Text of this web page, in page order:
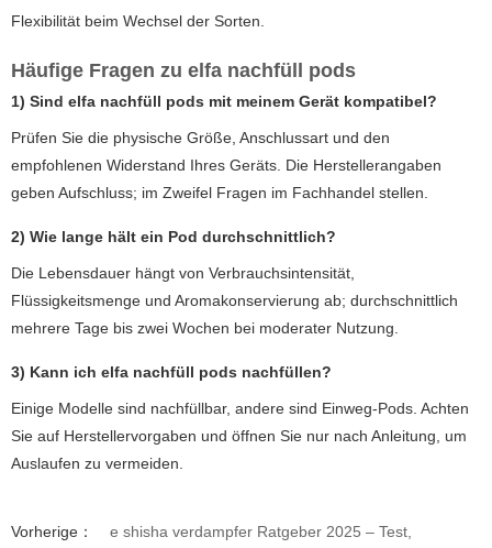
Flexibilität beim Wechsel der Sorten.
Häufige Fragen zu elfa nachfüll pods
1) Sind elfa nachfüll pods mit meinem Gerät kompatibel?
Prüfen Sie die physische Größe, Anschlussart und den
empfohlenen Widerstand Ihres Geräts. Die Herstellerangaben
geben Aufschluss; im Zweifel Fragen im Fachhandel stellen.
2) Wie lange hält ein Pod durchschnittlich?
Die Lebensdauer hängt von Verbrauchsintensität,
Flüssigkeitsmenge und Aromakonservierung ab; durchschnittlich
mehrere Tage bis zwei Wochen bei moderater Nutzung.
3) Kann ich elfa nachfüll pods nachfüllen?
Einige Modelle sind nachfüllbar, andere sind Einweg-Pods. Achten
Sie auf Herstellervorgaben und öffnen Sie nur nach Anleitung, um
Auslaufen zu vermeiden.
Vorherige：
e shisha verdampfer Ratgeber 2025 – Test,